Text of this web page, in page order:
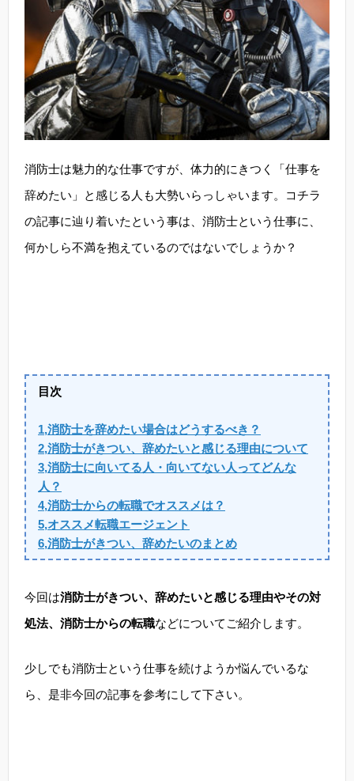
消防士は魅力的な仕事ですが、体力的にきつく「仕事を
辞めたい」と感じる人も大勢いらっしゃいます。コチラ
の記事に辿り着いたという事は、消防士という仕事に、
何かしら不満を抱えているのではないでしょうか？
目次
1,消防士を辞めたい場合はどうするべき？
2,消防士がきつい、辞めたいと感じる理由について
3,消防士に向いてる人・向いてない人ってどんな
人？
4,消防士からの転職でオススメは？
5,オススメ転職エージェント
6,消防士がきつい、辞めたいのまとめ
今回は消防士がきつい、辞めたいと感じる理由やその対
処法、消防士からの転職などについてご紹介します。
少しでも消防士という仕事を続けようか悩んでいるな
ら、是非今回の記事を参考にして下さい。